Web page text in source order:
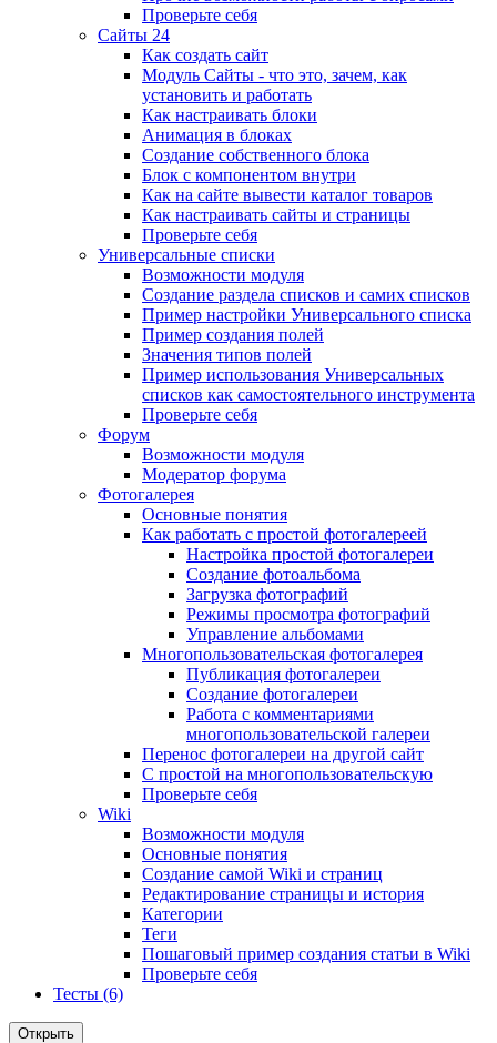
Проверьте себя
Сайты 24
Как создать сайт
Модуль Сайты - что это, зачем, как
установить и работать
Как настраивать блоки
Анимация в блоках
Создание собственного блока
Блок с компонентом внутри
Как на сайте вывести каталог товаров
Как настраивать сайты и страницы
Проверьте себя
Универсальные списки
Возможности модуля
Создание раздела списков и самих списков
Пример настройки Универсального списка
Пример создания полей
Значения типов полей
Пример использования Универсальных
списков как самостоятельного инструмента
Проверьте себя
Форум
Возможности модуля
Модератор форума
Фотогалерея
Основные понятия
Как работать с простой фотогалереей
Настройка простой фотогалереи
Создание фотоальбома
Загрузка фотографий
Режимы просмотра фотографий
Управление альбомами
Многопользовательская фотогалерея
Публикация фотогалереи
Создание фотогалереи
Работа с комментариями
многопользовательской галереи
Перенос фотогалереи на другой сайт
С простой на многопользовательскую
Проверьте себя
Wiki
Возможности модуля
Основные понятия
Создание самой Wiki и страниц
Редактирование страницы и история
Категории
Теги
Пошаговый пример создания статьи в Wiki
Проверьте себя
Тесты (6)
Открыть